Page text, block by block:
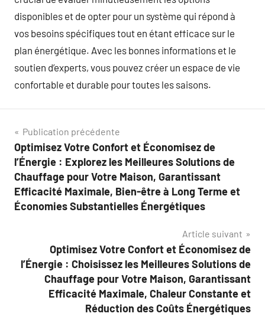
disponibles et de opter pour un système qui répond à
vos besoins spécifiques tout en étant efficace sur le
plan énergétique. Avec les bonnes informations et le
soutien d’experts, vous pouvez créer un espace de vie
confortable et durable pour toutes les saisons.
Navigation
de
l’article
Publication précédente
Optimisez Votre Confort et Économisez de
l’Énergie : Explorez les Meilleures Solutions de
Chauffage pour Votre Maison, Garantissant
Efficacité Maximale, Bien-être à Long Terme et
Économies Substantielles Énergétiques
Article suivant
Optimisez Votre Confort et Économisez de
l’Énergie : Choisissez les Meilleures Solutions de
Chauffage pour Votre Maison, Garantissant
Efficacité Maximale, Chaleur Constante et
Réduction des Coûts Énergétiques